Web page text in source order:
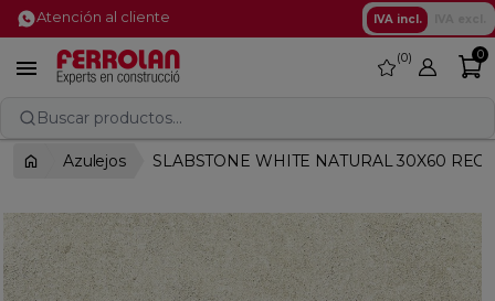
Atención al cliente IVA incl.
 favorite
0 0
Buscar productos...
Azulejos SLABSTONE WHITE NATURAL 30X60